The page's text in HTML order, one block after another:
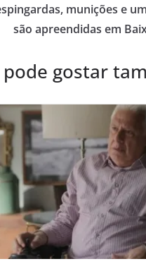
munições e
são apreendidas em
pode gostar